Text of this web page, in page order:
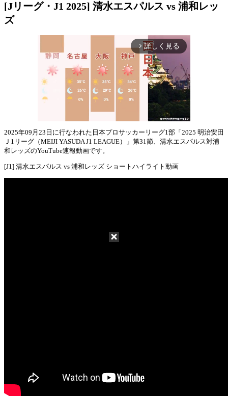
[Jリーグ・J1 2025] 清水エスパルス vs 浦和レッ
ズ
arrow_forward_ios 詳しく見る
2025年09月23日に行なわれた日本プロサッカーリーグ1部「2025 明治安田
Ｊ1リーグ（MEIJI YASUDA J1 LEAGUE）」第31節、清水エスパルス対浦
和レッズのYouTube速報動画です。
[J1] 清水エスパルス vs 浦和レッズ ショートハイライト動画